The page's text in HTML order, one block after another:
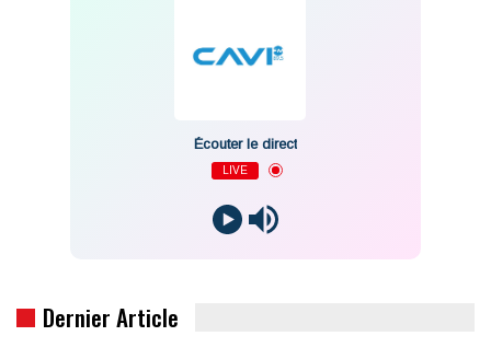
Écouter le direct
LIVE
Dernier Article